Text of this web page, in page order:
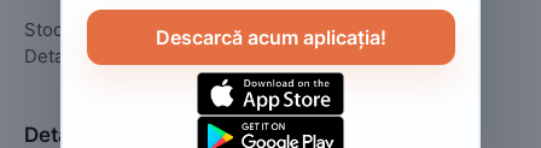
Stoc limitat
Detalii in privat
Detalii
Descarcă acum aplicația!